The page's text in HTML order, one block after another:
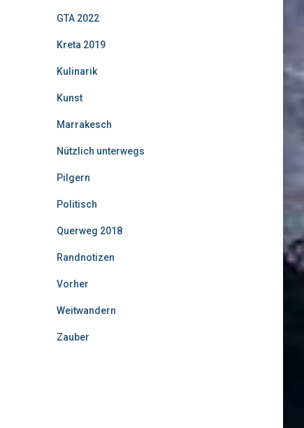
GTA 2022
Kreta 2019
Kulinarik
Kunst
Marrakesch
Nützlich unterwegs
Pilgern
Politisch
Querweg 2018
Randnotizen
Vorher
Weitwandern
Zauber